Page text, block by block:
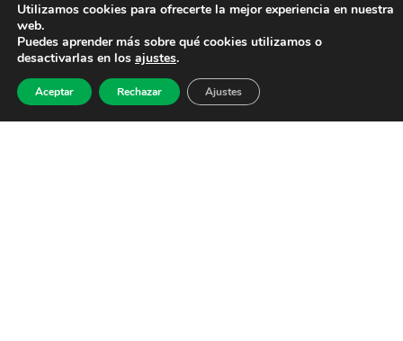
Utilizamos cookies para ofrecerte la mejor experiencia en nuestra
web.
Puedes aprender más sobre qué cookies utilizamos o
desactivarlas en los ajustes.
Aceptar Rechazar Ajustes